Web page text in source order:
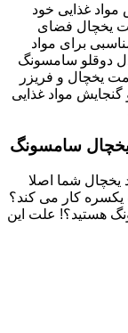
مواد غذایی خود
یخچال فضای
برای مواد
دوقلو سامسونگ
یخچال و فریزر
گنجایش مواد غذایی
سامسونگ
یخچال شما اصلا
کار می کند؟
هستید؟! علت این